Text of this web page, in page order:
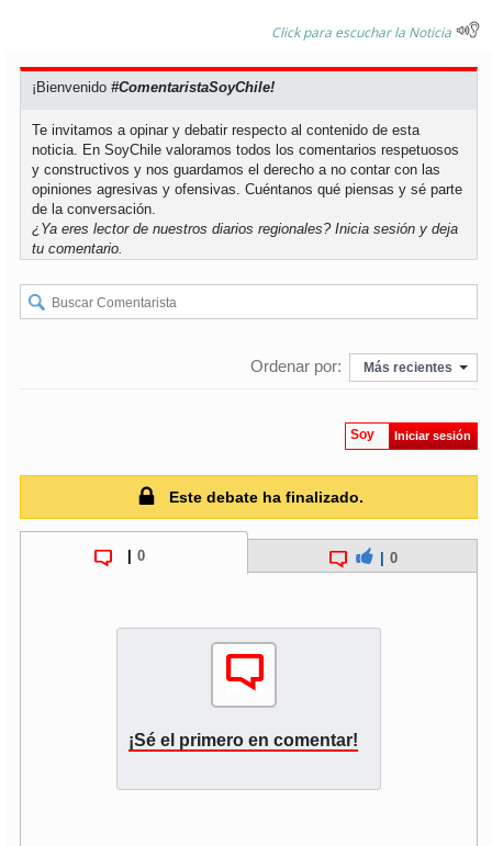
soypuertomontt
soychiloé
Click para escuchar la Noticia
¡Bienvenido#ComentaristaSoyChile!
Te invitamos a opinar y debatir respecto al contenido de esta
noticia. En SoyChile valoramos todos los comentarios respetuosos
y constructivos y nos guardamos el derecho a no contar con las
opiniones agresivas y ofensivas. Cuéntanos qué piensas y sé parte
de la conversación.
¿Ya eres lector de nuestros diarios regionales?Inicia sesión y deja
tu comentario.
Ordenar por: Más recientes
Soy Iniciar sesión
Este debate ha finalizado.
0 0
¡Sé el primero en comentar!